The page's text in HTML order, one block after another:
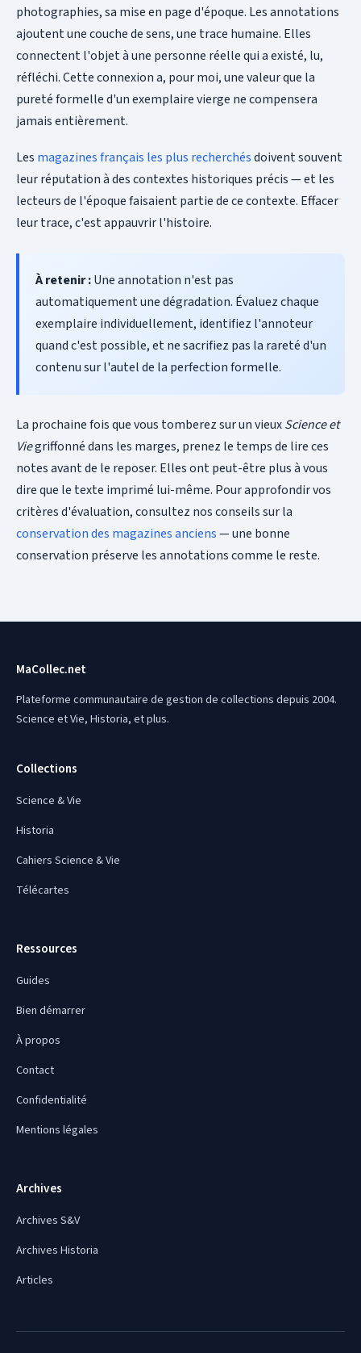
photographies, sa mise en page d'époque. Les annotations
ajoutent une couche de sens, une trace humaine. Elles
connectent l'objet à une personne réelle qui a existé, lu,
réfléchi. Cette connexion a, pour moi, une valeur que la
pureté formelle d'un exemplaire vierge ne compensera
jamais entièrement.
Les magazines français les plus recherchésdoivent souvent
leur réputation à des contextes historiques précis — et les
lecteurs de l'époque faisaient partie de ce contexte. Effacer
leur trace, c'est appauvrir l'histoire.
À retenir :Une annotation n'est pas
automatiquement une dégradation. Évaluez chaque
exemplaire individuellement, identifiez l'annoteur
quand c'est possible, et ne sacrifiez pas la rareté d'un
contenu sur l'autel de la perfection formelle.
La prochaine fois que vous tomberez sur un vieuxScience et
Viegriffonné dans les marges, prenez le temps de lire ces
notes avant de le reposer. Elles ont peut-être plus à vous
dire que le texte imprimé lui-même. Pour approfondir vos
critères d'évaluation, consultez nos conseils sur la
conservation des magazines anciens— une bonne
conservation préserve les annotations comme le reste.
MaCollec.net
Plateforme communautaire de gestion de collections depuis 2004.
Science et Vie, Historia, et plus.
Collections
Science & Vie
Historia
Cahiers Science & Vie
Télécartes
Ressources
Guides
Bien démarrer
À propos
Contact
Confidentialité
Mentions légales
Archives
Archives S&V
Archives Historia
Articles